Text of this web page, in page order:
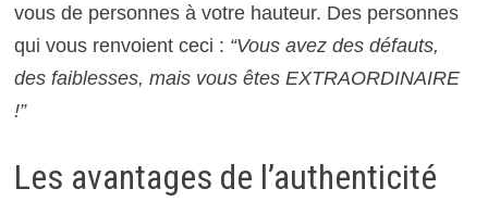
vous de personnes à votre hauteur. Des personnes
qui vous renvoient ceci : “Vous avez des défauts,
des faiblesses, mais vous êtes EXTRAORDINAIRE
!”
Les avantages de l’authenticité